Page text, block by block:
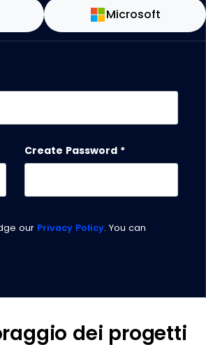
Microsoft
Create Password *
our Privacy Policy. You can
dei progetti